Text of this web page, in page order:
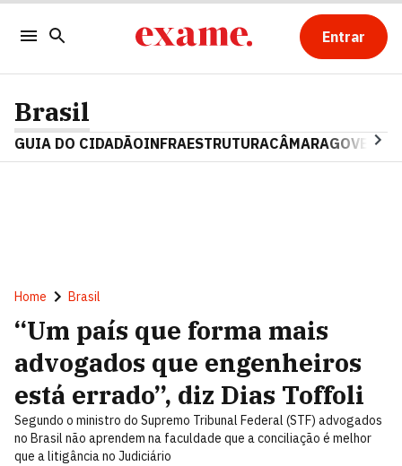
Entrar
Brasil
GUIA DO CIDADÃOINFRAESTRUTURACÂMARAGOVERNO
Home Brasil
“Um país que forma mais
advogados que engenheiros
está errado”, diz Dias Toffoli
Segundo o ministro do Supremo Tribunal Federal (STF) advogados
no Brasil não aprendem na faculdade que a conciliação é melhor
que a litigância no Judiciário